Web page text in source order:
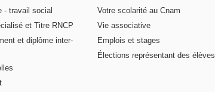
- travail social
et Titre RNCP
et diplôme inter-
Votre scolarité au Cnam
Vie associative
Emplois et stages
Élections représentant des élèves